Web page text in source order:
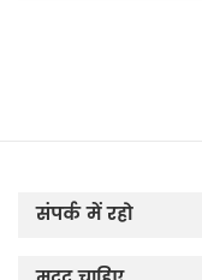
संपर्क में रहो